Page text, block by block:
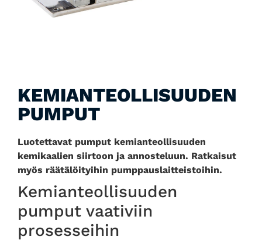
KEMIAN­TEOLLISUUDEN
PUMPUT
Luotettavat pumput kemianteollisuuden
kemikaalien siirtoon ja annosteluun. Ratkaisut
myös räätälöityihin pumppauslaitteistoihin.
Kemianteollisuuden
pumput vaativiin
prosesseihin